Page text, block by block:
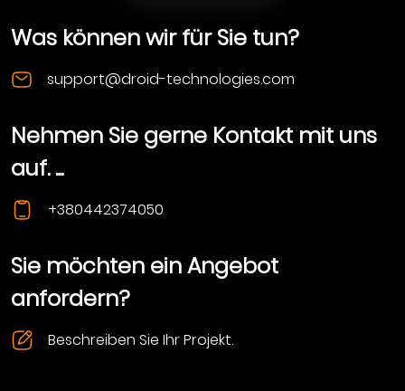
Was können wir für Sie tun?
support@droid-technologies.com
Nehmen Sie gerne Kontakt mit uns
auf. ...
+380442374050
Sie möchten ein Angebot
anfordern?
Beschreiben Sie Ihr Projekt.